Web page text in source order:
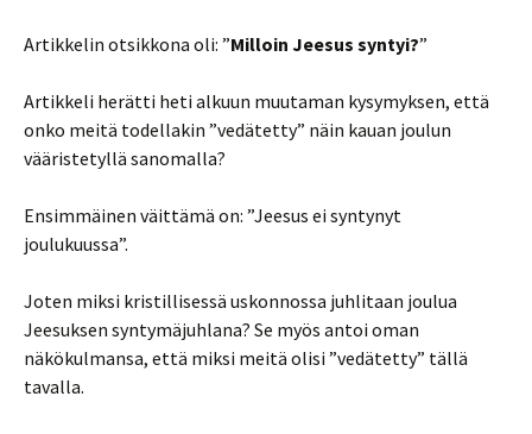
Artikkelin otsikkona oli: ”Milloin Jeesus syntyi?”
Artikkeli herätti heti alkuun muutaman kysymyksen, että
onko meitä todellakin ”vedätetty” näin kauan joulun
vääristetyllä sanomalla?
Ensimmäinen väittämä on: ”Jeesus ei syntynyt
joulukuussa”.
Joten miksi kristillisessä uskonnossa juhlitaan joulua
Jeesuksen syntymäjuhlana? Se myös antoi oman
näkökulmansa, että miksi meitä olisi ”vedätetty” tällä
tavalla.